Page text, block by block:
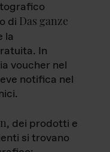
di Das ganze
la
In
voucher nel
notifica nel
, dei prodotti e
si trovano